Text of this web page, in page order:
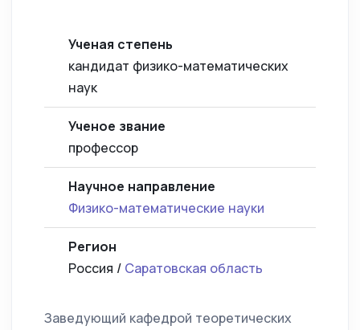
Ученая степень
кандидат физико-математических
наук
Ученое звание
профессор
Научное направление
Физико-математические науки
Регион
Россия / Саратовская область
Заведующий кафедрой теоретических